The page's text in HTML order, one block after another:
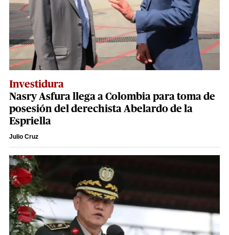
Investidura
Nasry Asfura llega a Colombia para toma de
posesión del derechista Abelardo de la
Espriella
Julio Cruz